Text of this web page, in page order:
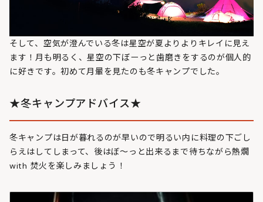
そして、空気が澄んでいる冬は星空が夏よりよりキレイに見え
ます！月も明るく、星空の下ぼーっと歯磨きをするのが個人的
に好きです。初めて月暈を見たのも冬キャンプでした。
★冬キャンプアドバイス★
冬キャンプは日が暮れるのが早いので明るい内に料理の下ごし
らえはしてしまって、後はぼ～っと出来るまで待ちながら熱燗
with 焚火を楽しみましょう！